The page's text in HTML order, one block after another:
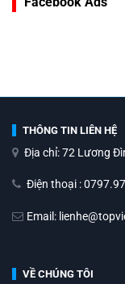
THÔNG TIN LIÊN HỆ
Địa chỉ: 72 Lương
Điện thoại :
Email:
VỀ CHÚNG TÔI